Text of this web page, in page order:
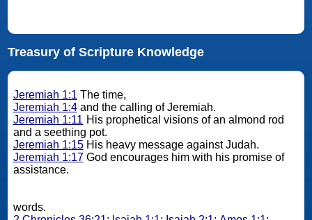
Treasury of Scripture Knowledge
Jeremiah 1:1 The time,
Jeremiah 1:4and the calling of Jeremiah.
Jeremiah 1:11 His prophetical visions of an almond rod
and a seething pot.
Jeremiah 1:15His heavy message against Judah.
Jeremiah 1:17God encourages him with his promise of
assistance.
words.